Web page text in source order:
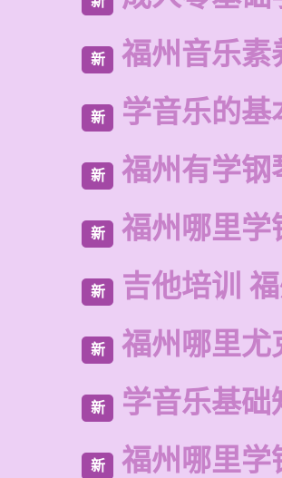
新 福州音乐素
新 学音乐的基
新 福州有学钢
新 福州哪里学
新 吉他培训
新 福州哪里尤
新 学音乐基础
新 福州哪里学